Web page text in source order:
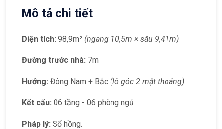
Mô tả chi tiết
Diện tích: 98,9m² (ngang 10,5m × sâu 9,41m)
Đường trước nhà: 7m
Hướng: Đông Nam + Bắc (lô góc 2 mặt thoáng)
Kết cấu: 06 tầng - 06 phòng ngủ
Pháp lý: Sổ hồng.